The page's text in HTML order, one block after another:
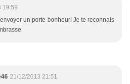
19:59
un porte-bonheur! Je te reconnais
21/12/2013 21:51